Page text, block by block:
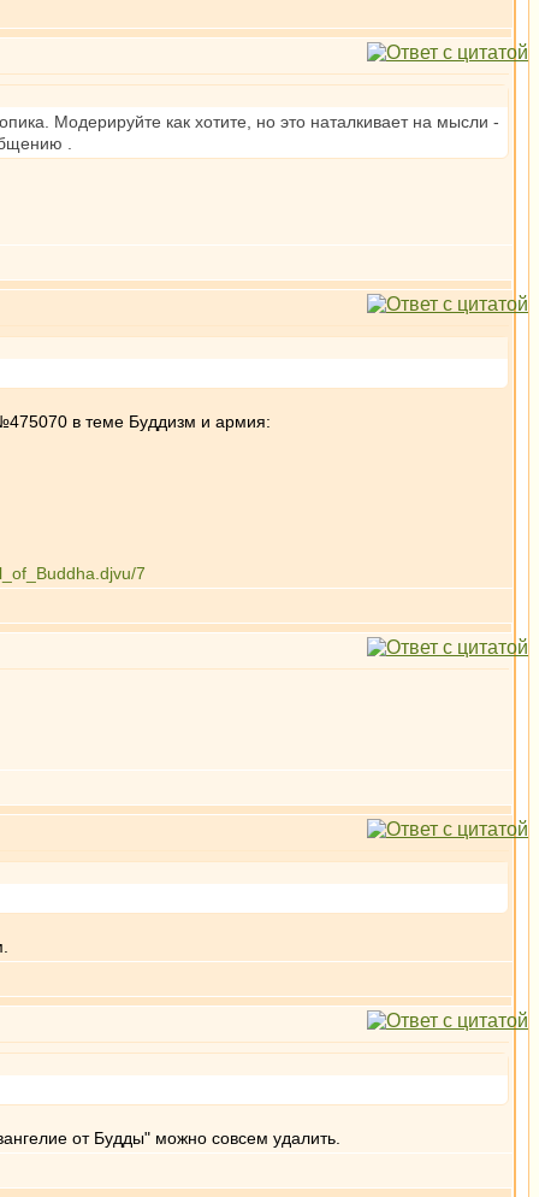
Модерируйте как хотите, но это наталкивает на мысли -
.
в теме Буддизм и армия:
7
от Будды" можно совсем удалить.